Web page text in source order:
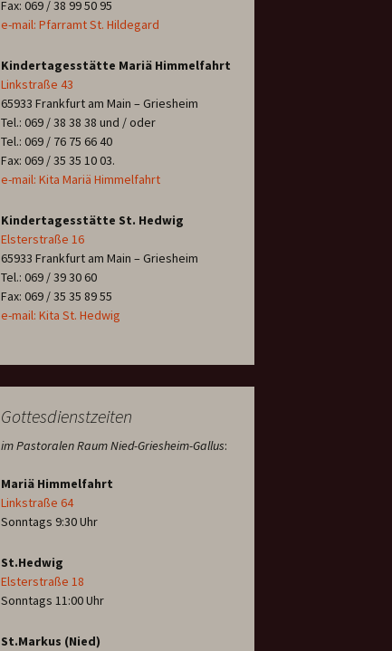
Fax: 069 / 38 99 50 95
e-mail: Pfarramt St. Hildegard
Kindertagesstätte Mariä Himmelfahrt
Linkstraße 43
65933 Frankfurt am Main – Griesheim
Tel.: 069 / 38 38 38 und / oder
Tel.: 069 / 76 75 66 40
Fax: 069 / 35 35 10 03.
e-mail: Kita Mariä Himmelfahrt
Kindertagesstätte St. Hedwig
Elsterstraße 16
65933 Frankfurt am Main – Griesheim
Tel.: 069 / 39 30 60
Fax: 069 / 35 35 89 55
e-mail: Kita St. Hedwig
Gottesdienstzeiten
im Pastoralen Raum Nied-Griesheim-Gallus:
Mariä Himmelfahrt
Linkstraße 64
Sonntags 9:30 Uhr
St.Hedwig
Elsterstraße 18
Sonntags 11:00 Uhr
St.Markus (Nied)